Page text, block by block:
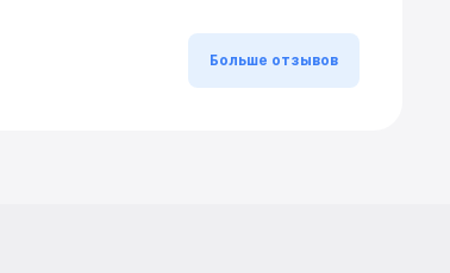
Больше отзывов